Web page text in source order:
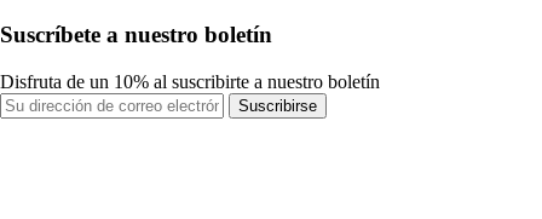
Suscríbete a nuestro boletín
Disfruta de un 10% al suscribirte a nuestro boletín
Suscribirse